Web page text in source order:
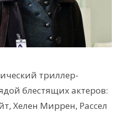
триллер-
блестящих актеров:
Хелен Миррен, Рассел